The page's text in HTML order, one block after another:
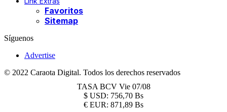
Favoritos
Sitemap
Síguenos
Advertise
© 2022 Caraota Digital. Todos los derechos reservados
TASA BCV Vie 07/08
$ USD: 756,70 Bs
€ EUR: 871,89 Bs